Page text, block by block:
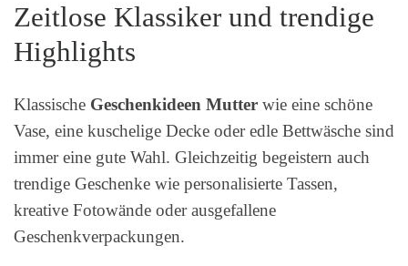
Zeitlose Klassiker und trendige
Highlights
Klassische Geschenkideen Mutter wie eine schöne
Vase, eine kuschelige Decke oder edle Bettwäsche sind
immer eine gute Wahl. Gleichzeitig begeistern auch
trendige Geschenke wie personalisierte Tassen,
kreative Fotowände oder ausgefallene
Geschenkverpackungen.